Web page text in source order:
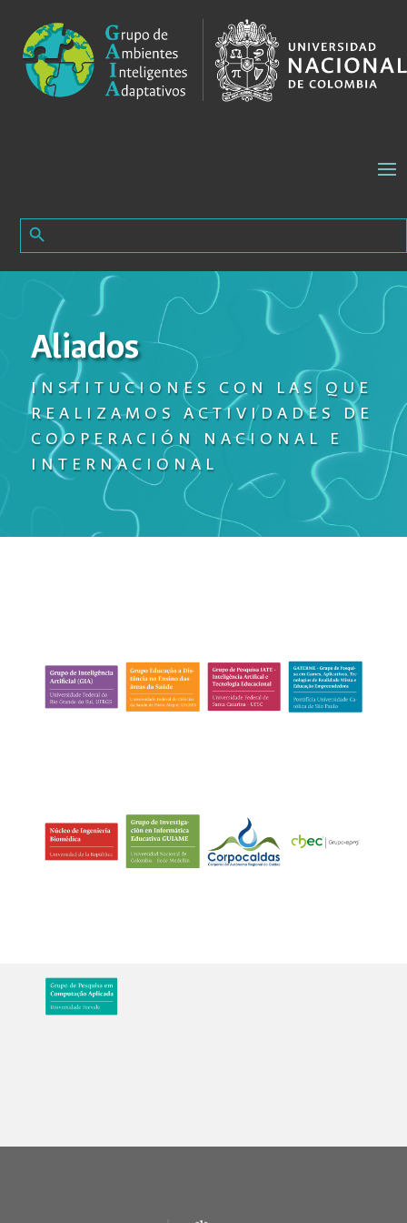
Search Button
Aliados
INSTITUCIONES CON LAS QUE
REALIZAMOS ACTIVIDADES DE
COOPERACIÓN NACIONAL E
INTERNACIONAL